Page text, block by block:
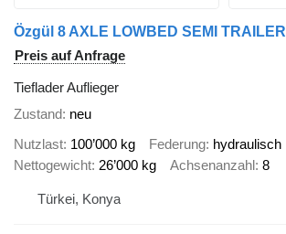
Özgül 8 AXLE LOWBED SEMI TRAILER
Preis auf Anfrage
Tieflader Auflieger
Zustand neu
Nutzlast 100’000 kg Federung hydraulisch
Nettogewicht 26’000 kg Achsenanzahl 8
Türkei, Konya